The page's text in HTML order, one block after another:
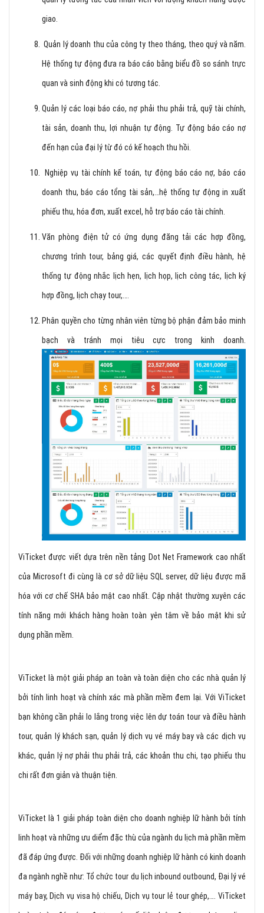
giao.
Quản lý doanh thu của công ty theo tháng, theo quý và năm.
Hệ thống tự động đưa ra báo cáo bằng biểu đồ so sánh trực
quan và sinh động khi có tương tác.
Quản lý các loại báo cáo, nợ phải thu phải trả, quỹ tài chính,
tài sản, doanh thu, lợi nhuận tự động. Tự động báo cáo nợ
đến hạn của đại lý từ đó có kế hoạch thu hồi.
Nghiệp vụ tài chính kế toán, tự động báo cáo nợ, báo cáo
doanh thu, báo cáo tổng tài sản,…hệ thống tự động in xuất
phiếu thu, hóa đơn, xuất excel, hỗ trợ báo cáo tài chính.
Văn phòng điện tử có ứng dụng đăng tải các hợp đồng,
chương trình tour, bảng giá, các quyết định điều hành, hệ
thống tự động nhắc lịch hẹn, lịch họp, lịch công tác, lịch ký
hợp đồng, lịch chạy tour,….
Phân quyền cho từng nhân viên từng bộ phận đảm bảo minh
bạch và tránh mọi tiêu cực trong kinh doanh.
ViTicket được viết dựa trên nền tảng Dot Net Framework cao nhất
của Microsoft đi cùng là cơ sở dữ liệu SQL server, dữ liệu được mã
hóa với cơ chế SHA bảo mật cao nhất. Cập nhật thường xuyên các
tính năng mới khách hàng hoàn toàn yên tâm về bảo mật khi sử
dụng phần mềm.
ViTicket là một giải pháp an toàn và toàn diện cho các nhà quản lý
bởi tính linh hoạt và chính xác mà phần mềm đem lại. Với ViTicket
bạn không cần phải lo lắng trong việc lên dự toán tour và điều hành
tour, quản lý khách sạn, quản lý dịch vụ vé máy bay và các dịch vụ
khác, quản lý nợ phải thu phải trả, các khoản thu chi, tạo phiếu thu
chi rất đơn giản và thuận tiện.
ViTicket là 1 giải pháp toàn diện cho doanh nghiệp lữ hành bởi tính
linh hoạt và những ưu diểm đặc thù của ngành du lịch mà phần mềm
đã đáp ứng được. Đối với những doanh nghiệp lữ hành có kinh doanh
đa ngành nghề như: Tổ chức tour du lịch inbound outbound, Đại lý vé
máy bay, Dịch vụ visa hộ chiếu, Dịch vụ tour lẻ tour ghép,…. ViTicket